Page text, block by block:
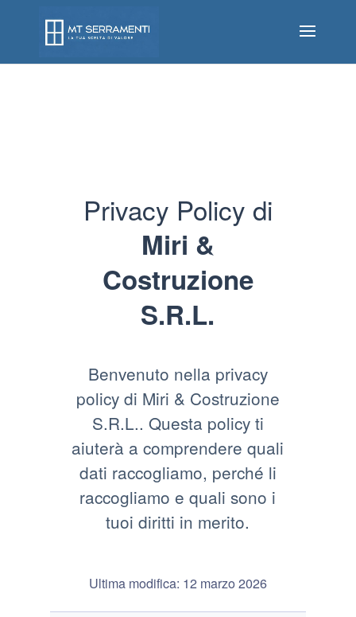
Privacy Policy di
Miri &
Costruzione
S.R.L.
Benvenuto nella privacy
policy di Miri & Costruzione
S.R.L.. Questa policy ti
aiuterà a comprendere quali
dati raccogliamo, perché li
raccogliamo e quali sono i
tuoi diritti in merito.
Ultima modifica: 12 marzo 2026